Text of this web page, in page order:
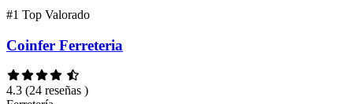
#1 Top Valorado
Coinfer Ferreteria
4.3 (24 reseñas )